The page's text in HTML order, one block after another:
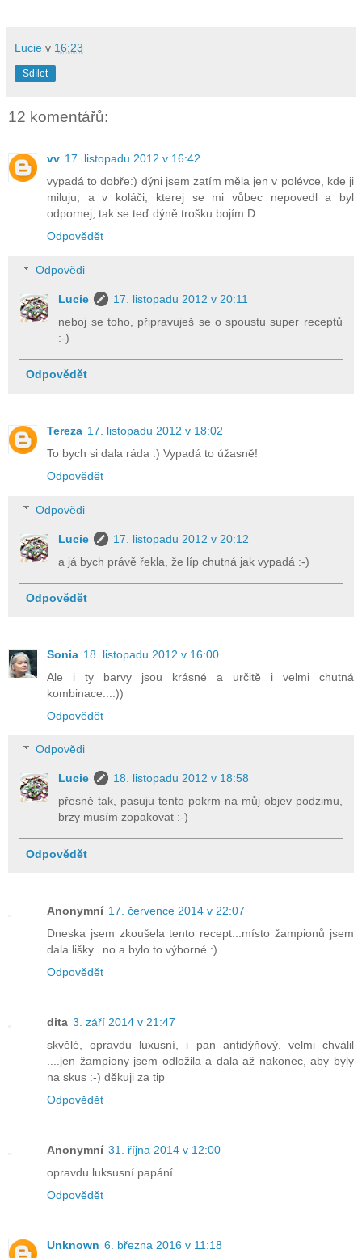
Lucie v 16:23
Sdílet
12 komentářů:
vv 17. listopadu 2012 v 16:42
vypadá to dobře:) dýni jsem zatím měla jen v polévce, kde ji
miluju, a v koláči, kterej se mi vůbec nepovedl a byl
odpornej, tak se teď dýně trošku bojím:D
Odpovědět
Odpovědi
Lucie
17. listopadu 2012 v 20:11
neboj se toho, připravuješ se o spoustu super receptů
:-)
Odpovědět
Tereza 17. listopadu 2012 v 18:02
To bych si dala ráda :) Vypadá to úžasně!
Odpovědět
Odpovědi
Lucie
17. listopadu 2012 v 20:12
a já bych právě řekla, že líp chutná jak vypadá :-)
Odpovědět
Sonia 18. listopadu 2012 v 16:00
Ale i ty barvy jsou krásné a určitě i velmi chutná
kombinace...:))
Odpovědět
Odpovědi
Lucie
18. listopadu 2012 v 18:58
přesně tak, pasuju tento pokrm na můj objev podzimu,
brzy musím zopakovat :-)
Odpovědět
Anonymní 17. července 2014 v 22:07
Dneska jsem zkoušela tento recept...místo žampionů jsem
dala lišky.. no a bylo to výborné :)
Odpovědět
dita 3. září 2014 v 21:47
skvělé, opravdu luxusní, i pan antidýňový, velmi chválil
....jen žampiony jsem odložila a dala až nakonec, aby byly
na skus :-) děkuji za tip
Odpovědět
Anonymní 31. října 2014 v 12:00
opravdu luksusní papání
Odpovědět
Unknown 6. března 2016 v 11:18